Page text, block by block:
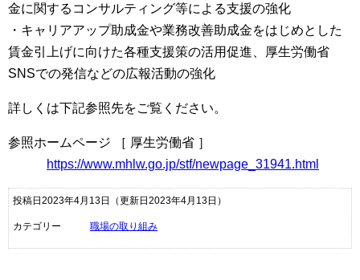
金に関するコンサルティング等による支援の強化
・キャリアアップ助成金や業務改善助成金をはじめとした
賃金引上げに向けた各種支援策の活用促進、厚生労働省
SNSでの発信などの広報活動の強化
詳しくは下記参照先をご覧ください。
参照ホームページ ［ 厚生労働省 ］
https://www.mhlw.go.jp/stf/newpage_31941.html
投稿日2023年4月13日 （更新日2023年4月13日）
カテゴリー 職場の取り組み